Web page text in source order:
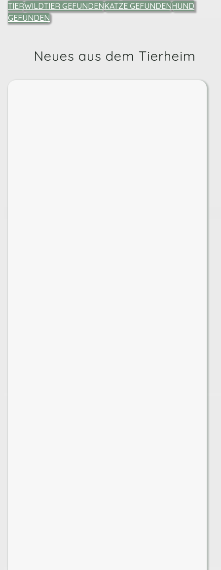
TIERWILDTIER GEFUNDENKATZE GEFUNDENHUND
GEFUNDEN
Neues aus dem Tierheim